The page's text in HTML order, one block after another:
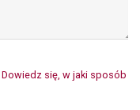
Dowiedz się, w jaki sposób